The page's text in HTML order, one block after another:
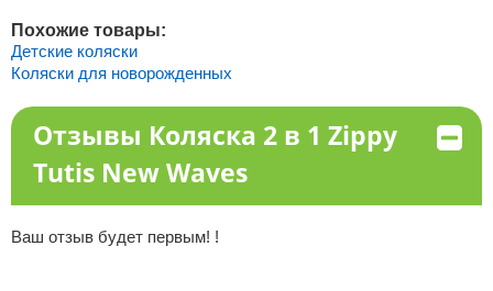
Похожие товары:
Детские коляски
Коляски для новорожденных
Отзывы Коляска 2 в 1 Zippy
Tutis New Waves
Ваш отзыв будет первым! !